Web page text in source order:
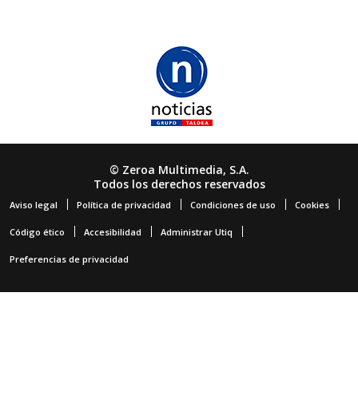
© Zeroa Multimedia, S.A.
Todos los derechos reservados
Aviso legal Política de privacidad Condiciones de uso Cookies
Código ético Accesibilidad Administrar Utiq
Preferencias de privacidad